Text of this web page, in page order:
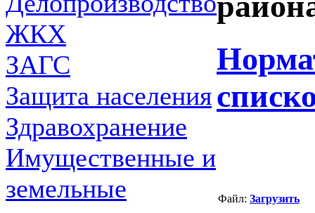
ЖКХ
ЗАГС
Защита населения
Здравохранение
Имущественные и
земельные
Файл: Загрузить